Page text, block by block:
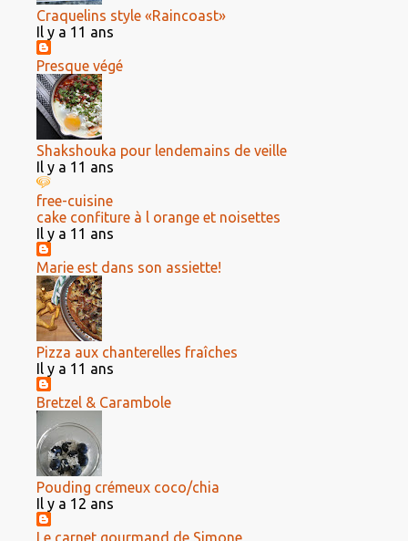
Craquelins style «Raincoast»
Il y a 11 ans
Presque végé
Shakshouka pour lendemains de veille
Il y a 11 ans
free-cuisine
cake confiture à l orange et noisettes
Il y a 11 ans
Marie est dans son assiette!
Pizza aux chanterelles fraîches
Il y a 11 ans
Bretzel & Carambole
Pouding crémeux coco/chia
Il y a 12 ans
Le carnet gourmand de Simone